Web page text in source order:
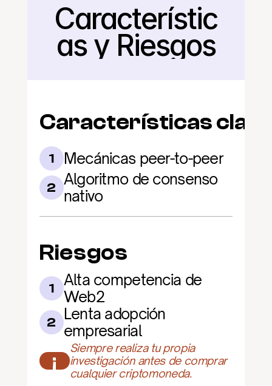
Regresar
Característic
as y Riesgos
Características
1 Mecánicas peer-to-peer
2 Algoritmo de consenso
nativo
Riesgos
1
Alta competencia de
Web2
2 Lenta adopción
empresarial
¡
Siempre realiza tu propia
investigación antes de comprar
cualquier criptomoneda.